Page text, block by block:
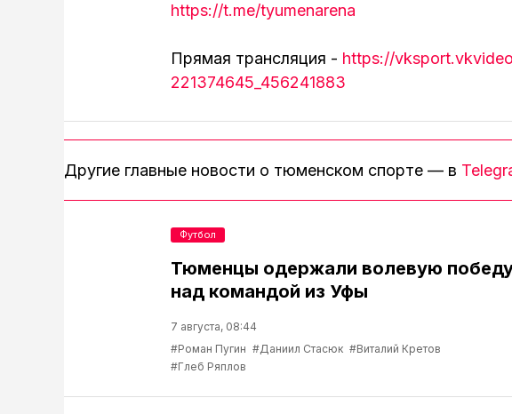
https://t.me/tyumenarena
Прямая трансляция - https://
221374645_456241883
Другие главные новости о тюменском спорте — в
Тюменцы одержали волевую
над командой из Уфы
7 августа, 08:44
#Роман Пугин #Даниил Стасюк #Виталий Кретов
#Глеб Ряплов
Футбол